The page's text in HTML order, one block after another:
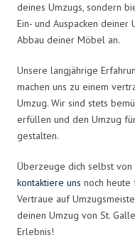
deines Umzugs, sondern
Ein- und Auspacken deiner
Abbau deiner Möbel an.
Unsere langjährige
machen uns zu einem
Umzug. Wir sind stets
erfüllen und den Umzug
gestalten.
Überzeuge dich selbst
kontaktiere uns noch
Vertraue auf
deinen Umzug von St.
Erlebnis!